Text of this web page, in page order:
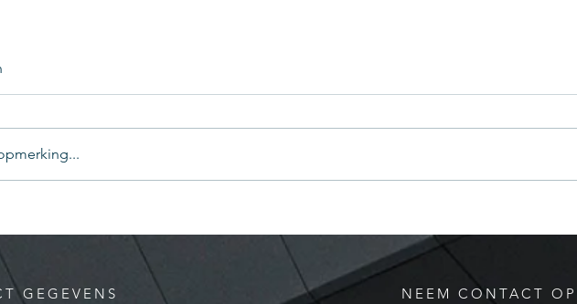
01
DUURZAAM WERKEN.
GEGEVENS NEEM CONTACT OP